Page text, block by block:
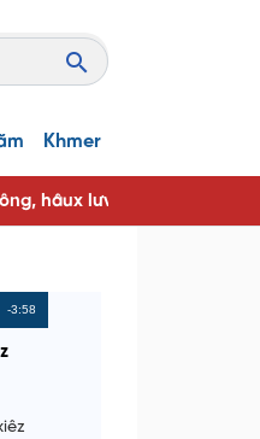
Khmer
hâux lưv jông ( Người
R
e
a
-3:58